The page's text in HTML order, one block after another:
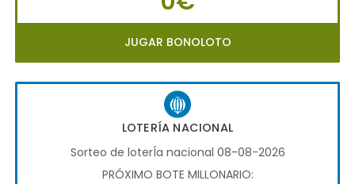
JUGAR BONOLOTO
LOTERÍA NACIONAL
Sorteo de loterÍa nacional 08-08-2026
PRÓXIMO BOTE MILLONARIO: